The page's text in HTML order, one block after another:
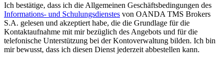
Ich bestätige, dass ich die Allgemeinen Geschäftsbedingungen des
Informations- und Schulungsdienstes von OANDA TMS Brokers
S.A. gelesen und akzeptiert habe, die die Grundlage für die
Kontaktaufnahme mit mir bezüglich des Angebots und für die
telefonische Unterstützung bei der Kontoverwaltung bilden. Ich bin
mir bewusst, dass ich diesen Dienst jederzeit abbestellen kann.